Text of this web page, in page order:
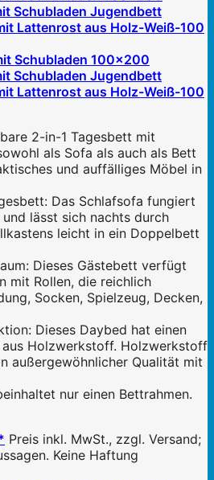
Schubladen 100x200
Schubladen Jugendbett
Lattenrost aus Holz-Weiß-100
2-in-1 Tagesbett mit
als Sofa als auch als Bett
und auffälliges Möbel in
Das Schlafsofa fungiert
lässt sich nachts durch
leicht in ein Doppelbett
Dieses Gästebett verfügt
mit Rollen, die reichlich
Socken, Spielzeug, Decken,
Dieses Daybed hat einen
aus Holzwerkstoff. Holzwerkstoff
außergewöhnlicher Qualität mit
nur einen Bettrahmen.
Preis inkl. MwSt., zzgl. Versand;
Keine Haftung